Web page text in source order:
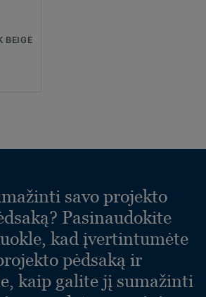
BEIGE
savo projekto
Pasinaudokite
kad įvertintumėte
pėdsaką ir
kaip galite jį sumažinti